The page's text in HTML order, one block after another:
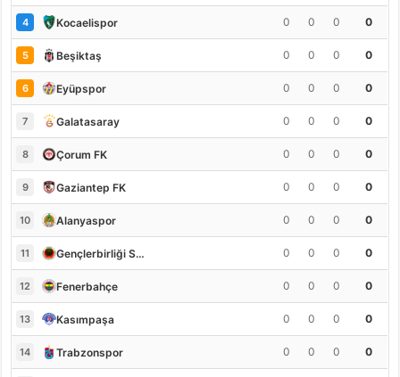
4 Kocaelispor 0 0 0 0
5 Beşiktaş 0 0 0 0
6 Eyüpspor 0 0 0 0
7 Galatasaray 0 0 0 0
8 Çorum FK 0 0 0 0
9 Gaziantep FK 0 0 0 0
10 Alanyaspor 0 0 0 0
11 Gençlerbirliği S.K. 0 0 0 0
12 Fenerbahçe 0 0 0 0
13 Kasımpaşa 0 0 0 0
14 Trabzonspor 0 0 0 0